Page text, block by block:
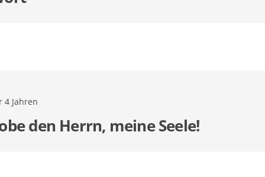
4 Jahren
den Herrn, meine Seele!